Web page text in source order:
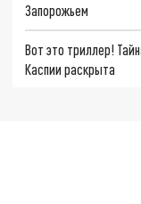
Запорожьем
Вот это триллер!
Каспии раскрыта